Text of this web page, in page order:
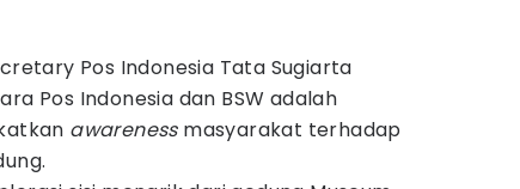
Pos Indonesia Tata Sugiarta
Pos Indonesia dan BSW adalah
awarenessmasyarakat terhadap